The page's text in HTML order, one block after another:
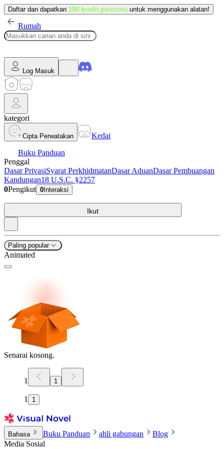
Daftar dan dapatkan 100 kredit percuma untuk menggunakan alatan!
Rumah
Log Masuk
kategori
Cipta Perwatakan
Kedai
Buku Panduan
Penggal
Dasar PrivasiSyarat PerkhidmatanDasar AduanDasar Pembuangan
Kandungan18 U.S.C. §2257
0Pengikut 0 Interaksi
Ikut
Paling popular
Animated
Senarai kosong.
1 1
1 1
Bahasa Buku Panduan ahli gabungan
Blog
Media Sosial